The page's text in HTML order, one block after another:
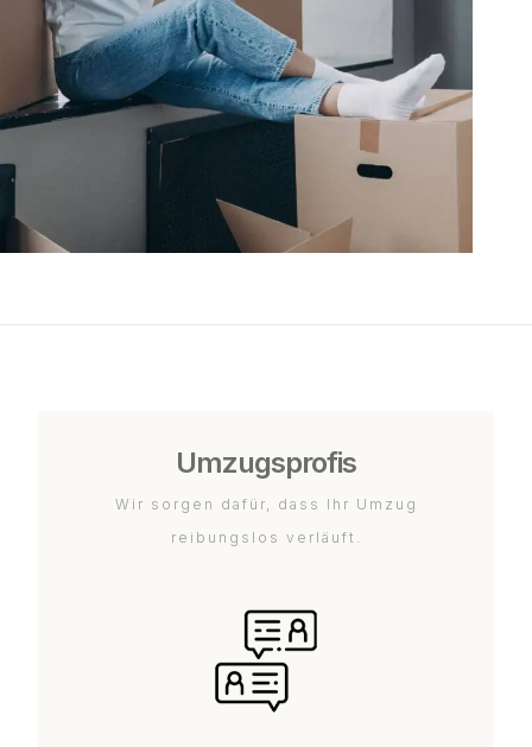
Umzugsprofis
Wir sorgen dafür, dass Ihr Umzug
reibungslos verläuft.